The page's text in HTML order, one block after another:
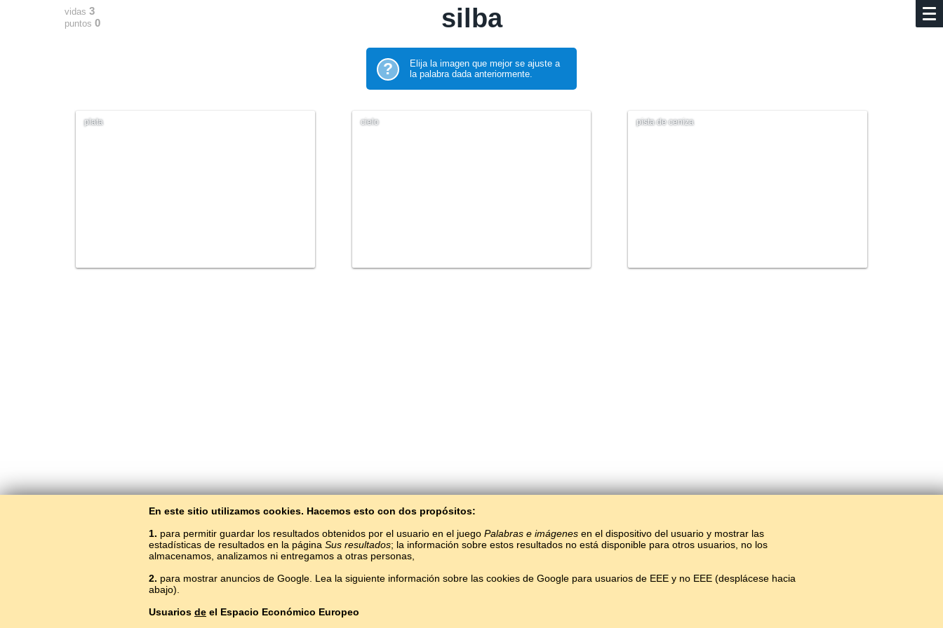
vidas 3
puntos 0 silba
?
Elija la imagen que mejor se ajuste a
la palabra dada anteriormente.
plata cielo pista de ceniza
En este sitio utilizamos cookies. Hacemos esto con dos propósitos:
1. para permitir guardar los resultados obtenidos por el usuario en el juego Palabras e imágenes en el dispositivo del usuario y mostrar las
estadísticas de resultados en la página Sus resultados; la información sobre estos resultados no está disponible para otros usuarios, no los
almacenamos, analizamos ni entregamos a otras personas,
2. para mostrar anuncios de Google. Lea la siguiente información sobre las cookies de Google para usuarios de EEE y no EEE (desplácese hacia
abajo).
Usuarios de el Espacio Económico Europeo
Aprender el idioma sami del norte gratis. Jugar y aprender palabras sami del norteas en línea. #